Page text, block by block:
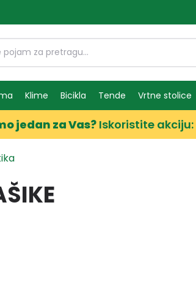
Klime Bicikla Tende Vrtne stolice
jedan za Vas? Iskoristite akciju: